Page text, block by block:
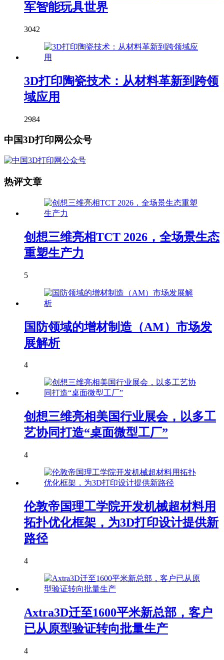
军智能玩具世界
3042
3D打印陶瓷技术：从材料革新到跨领
域应用
2984
中国3D打印网公众号
热评文章
创想三维亮相TCT 2026，全场景生态
重塑生产力
5
国防领域的增材制造（AM）市场发
展解析
4
创想三维亮相美国行业展会，以多工
艺协同打造“桌面微型工厂”
4
伦敦帝国理工学院开发机械超材料用
拓扑优化框架，为3D打印设计提供新
路径
4
Axtra3D迁至1600平米新总部，客户
已从原型验证转向批量生产
4